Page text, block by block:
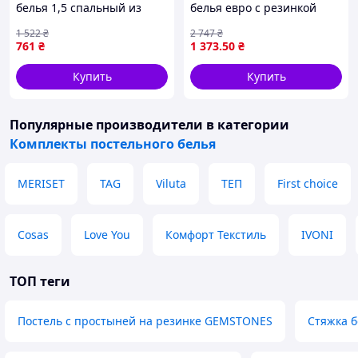
банковскую карту.
разделе «Оплата».
получении):
Рассчитывайтесь по
отделении почтового
Товары могут быть
кодов складов (YUT, BBB,
белья 1,5 спальный из
комфортного сна с
наволочками 70х70
761 ₴
1 522₴
Купить
белья евро с резинкой
комфортного сна и отдыха
размер 180 P-0217 70/70
1 373.50 ₴
2 747₴
Купить
Популярные производители в категории
Комплекты постельного белья
MERISET TAG Viluta ТЕП First choice
Cosas Love You Комфорт Текстиль IVONI
ТОП теги
Постель с простыней на резинке GEMSTONES Стяжка